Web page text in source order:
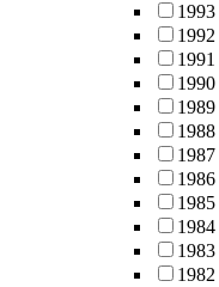
1993
1992
1991
1990
1989
1988
1987
1986
1985
1984
1983
1982